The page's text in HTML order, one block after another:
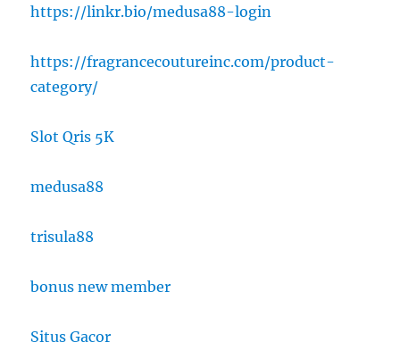
https://linkr.bio/medusa88-login
https://fragrancecoutureinc.com/product-
category/
Slot Qris 5K
medusa88
trisula88
bonus new member
Situs Gacor